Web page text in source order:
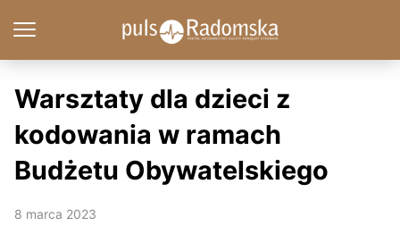
Warsztaty dla dzieci z
kodowania w ramach
Budżetu Obywatelskiego
8 marca 2023